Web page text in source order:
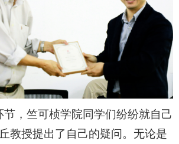
节，竺可桢学院同学们纷纷就自己
教授提出了自己的疑问。无论是